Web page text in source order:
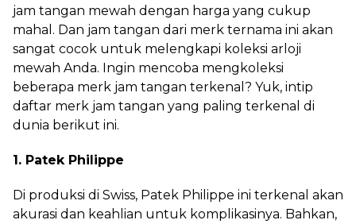
jam tangan mewah dengan harga yang cukup
mahal. Dan jam tangan dari merk ternama ini akan
sangat cocok untuk melengkapi koleksi arloji
mewah Anda. Ingin mencoba mengkoleksi
beberapa merk jam tangan terkenal? Yuk, intip
daftar merk jam tangan yang paling terkenal di
dunia berikut ini.
1. Patek Philippe
Di produksi di Swiss, Patek Philippe ini terkenal akan
akurasi dan keahlian untuk komplikasinya. Bahkan,